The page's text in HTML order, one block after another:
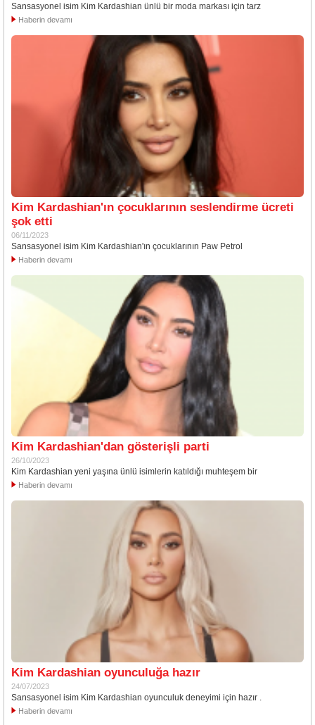
Sansasyonel isim Kim Kardashian ünlü bir moda markası için tarz
Haberin devamı
Kim Kardashian'ın çocuklarının seslendirme ücreti
şok etti
06/11/2023
Sansasyonel isim Kim Kardashian'ın çocuklarının Paw Petrol
Haberin devamı
Kim Kardashian'dan gösterişli parti
26/10/2023
Kim Kardashian yeni yaşına ünlü isimlerin katıldığı muhteşem bir
Haberin devamı
Kim Kardashian oyunculuğa hazır
24/07/2023
Sansasyonel isim Kim Kardashian oyunculuk deneyimi için hazır .
Haberin devamı